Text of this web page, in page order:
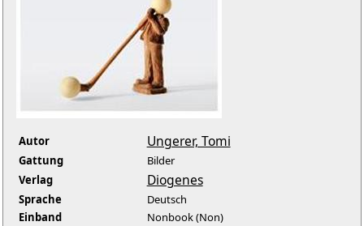
Autor Ungerer, Tomi
Gattung
Bilder
Verlag
Diogenes
Sprache
Deutsch
Einband
Nonbook (Non)